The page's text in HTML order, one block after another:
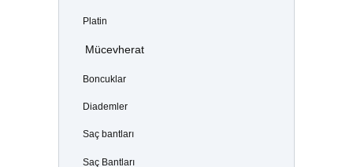
Platin
Mücevherat
Boncuklar
Diademler
Saç bantları
Saç Bantları